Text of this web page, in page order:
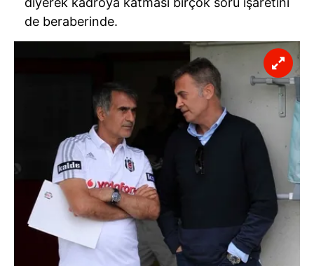
de beraberinde.